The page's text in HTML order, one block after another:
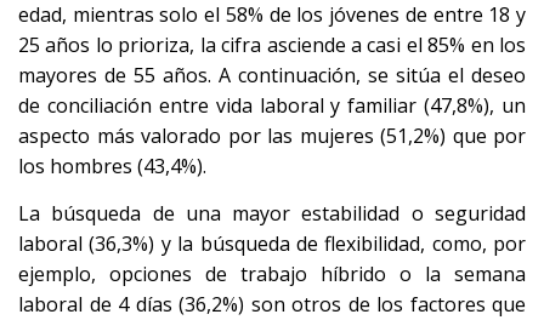
edad, mientras solo el 58% de los jóvenes de entre 18 y
25 años lo prioriza, la cifra asciende a casi el 85% en los
mayores de 55 años. A continuación, se sitúa el deseo
de conciliación entre vida laboral y familiar (47,8%), un
aspecto más valorado por las mujeres (51,2%) que por
los hombres (43,4%).
La búsqueda de una mayor estabilidad o seguridad
laboral (36,3%) y la búsqueda de flexibilidad, como, por
ejemplo, opciones de trabajo híbrido o la semana
laboral de 4 días (36,2%) son otros de los factores que